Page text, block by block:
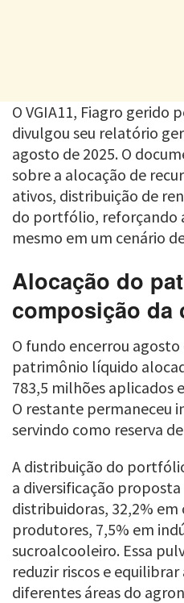
O VGIA11, Fiagro gerido
divulgou seu relatório
agosto de 2025. O
sobre a alocação de
ativos, distribuição de
do portfólio, reforçando
mesmo em um cenário
Alocação do
composição da
O fundo encerrou agosto
patrimônio líquido
783,5 milhões aplicados
O restante permaneceu
servindo como reserva
A distribuição do
a diversificação
distribuidoras, 32,2%
produtores, 7,5% em
sucroalcooleiro. Essa
reduzir riscos e
diferentes áreas do